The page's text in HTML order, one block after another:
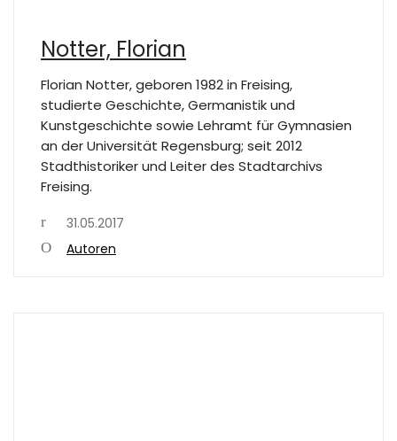
Notter, Florian
Florian Notter, geboren 1982 in Freising,
studierte Geschichte, Germanistik und
Kunstgeschichte sowie Lehramt für Gymnasien
an der Universität Regensburg; seit 2012
Stadthistoriker und Leiter des Stadtarchivs
Freising.
31.05.2017
Autoren